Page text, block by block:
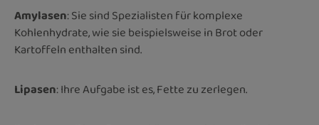
Amylasen: Sie sind Spezialisten für komplexe
Kohlenhydrate, wie sie beispielsweise in Brot oder
Kartoffeln enthalten sind.
Lipasen: Ihre Aufgabe ist es, Fette zu zerlegen.